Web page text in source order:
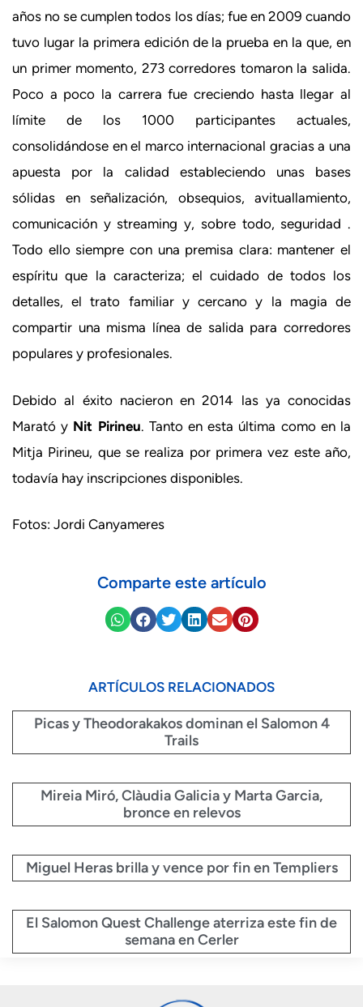
años no se cumplen todos los días; fue en 2009 cuando
tuvo lugar la primera edición de la prueba en la que, en
un primer momento, 273 corredores tomaron la salida.
Poco a poco la carrera fue creciendo hasta llegar al
límite de los 1000 participantes actuales,
consolidándose en el marco internacional gracias a una
apuesta por la calidad estableciendo unas bases
sólidas en señalización, obsequios, avituallamiento,
comunicación y streaming y, sobre todo, seguridad .
Todo ello siempre con una premisa clara: mantener el
espíritu que la caracteriza; el cuidado de todos los
detalles, el trato familiar y cercano y la magia de
compartir una misma línea de salida para corredores
populares y profesionales.
Debido al éxito nacieron en 2014 las ya conocidas
Marató y Nit Pirineu. Tanto en esta última como en la
Mitja Pirineu, que se realiza por primera vez este año,
todavía hay inscripciones disponibles.
Fotos: Jordi Canyameres
Comparte este artículo
ARTÍCULOS RELACIONADOS
Picas y Theodorakakos dominan el Salomon 4
Trails
Mireia Miró, Clàudia Galicia y Marta Garcia,
bronce en relevos
Miguel Heras brilla y vence por fin en Templiers
El Salomon Quest Challenge aterriza este fin de
semana en Cerler